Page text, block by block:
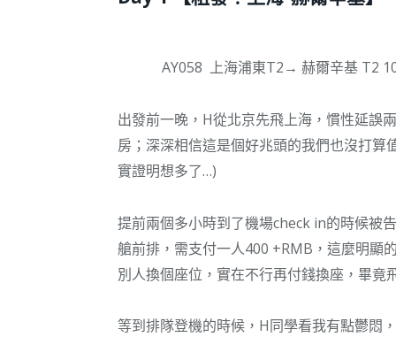
AY058 上海浦東T2→ 赫爾辛基 T2
出發前一晚，H從北京先飛上海，慣性延誤
房；深深相信這是個好兆頭的我們也沒打
實證明想多了…)
提前兩個多小時到了機場check in的時候被
艙前排，需支付一人400 +RMB，這麼明顯
別人換個座位，實在不行再付錢換座，畢竟
等到排隊登機的時候，H同學看我有點鬱悶